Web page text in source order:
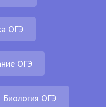
ОГЭ
ОГЭ
Биология ОГЭ